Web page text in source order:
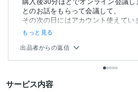
とのお話をもらって会議して、
その次の日にはアカウント使えてい
もっと見る
出品者からの返信
サービス内容